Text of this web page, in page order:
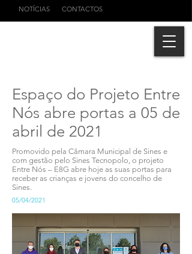
NOTÍCIAS CONTACTOS
Espaço do Projeto Entre
Nós abre portas a 05 de
abril de 2021
Promovido pela Câmara Municipal de Sines e
com gestão pelo Sines Tecnopolo, o projeto
Entre Nós – E8G abre hoje as suas portas para
receber as crianças e jovens do concelho de
Sines.
05/04/2021